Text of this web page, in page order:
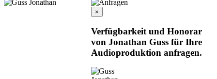
×
Verfügbarkeit und Honorar
von Jonathan Guss für Ihre
Audioproduktion anfragen.